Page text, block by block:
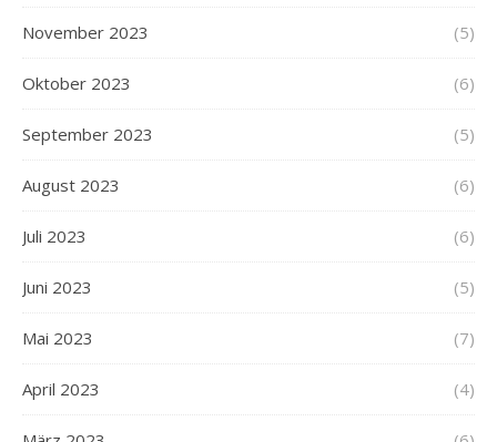
November 2023 (5)
Oktober 2023 (6)
September 2023 (5)
August 2023 (6)
Juli 2023 (6)
Juni 2023 (5)
Mai 2023 (7)
April 2023 (4)